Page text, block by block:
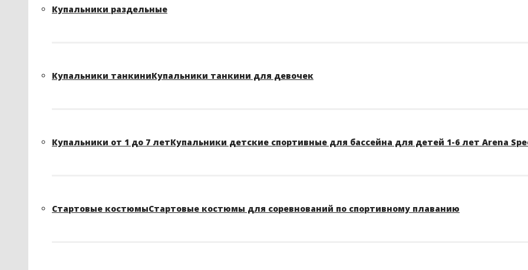
Купальники раздельные
Купальники танкиниКупальники танкини для девочек
Купальники от 1 до 7 летКупальники детские спортивные для бассейна для детей 1-6 лет Arena
Стартовые костюмыСтартовые костюмы для соревнований по спортивному плаванию